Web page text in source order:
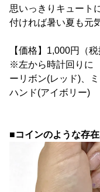
思いっきりキュート
付ければ暑い夏も元
【価格】1,000円（税
※左から時計回りに
ーリボン(レッド)、
ハンド(アイボリー)
■コインのような存